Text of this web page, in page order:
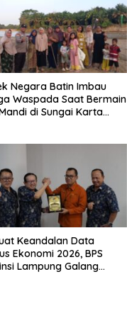
Negara Batin Imbau
Waspada Saat Bermain
di Sungai Karta
Keandalan Data
Ekonomi 2026, BPS
Lampung Galang